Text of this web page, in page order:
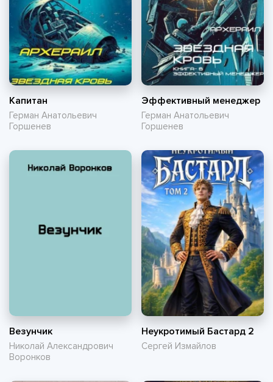
Капитан
Герман Анатольевич
Горшенев
Эффективный менеджер
Герман Анатольевич
Горшенев
Везунчик
Николай Александрович
Воронков
Неукротимый Бастард 2
Сергей Измайлов